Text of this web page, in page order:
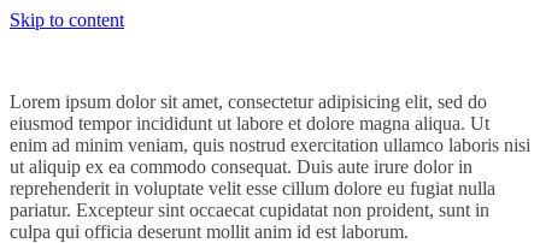
Skip to content
Lorem ipsum dolor sit amet, consectetur adipisicing elit, sed do
eiusmod tempor incididunt ut labore et dolore magna aliqua. Ut
enim ad minim veniam, quis nostrud exercitation ullamco laboris nisi
ut aliquip ex ea commodo consequat. Duis aute irure dolor in
reprehenderit in voluptate velit esse cillum dolore eu fugiat nulla
pariatur. Excepteur sint occaecat cupidatat non proident, sunt in
culpa qui officia deserunt mollit anim id est laborum.